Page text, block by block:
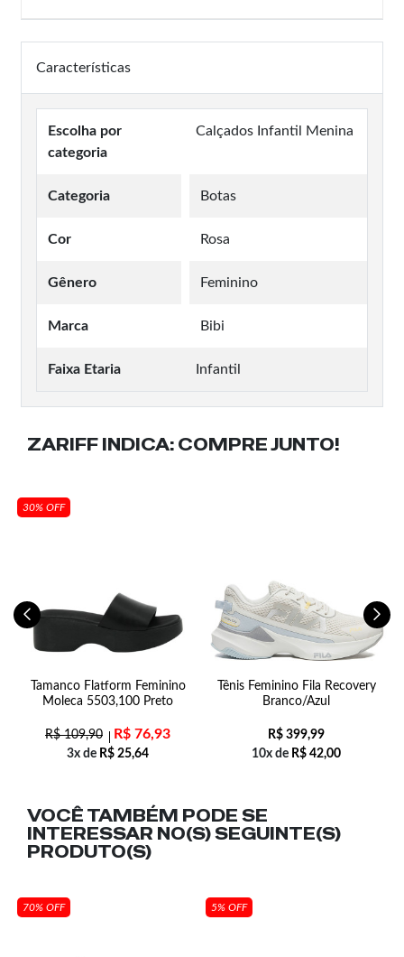
Características
Escolha por
categoria
Calçados Infantil Menina
Categoria Botas
Cor Rosa
Gênero Feminino
Marca Bibi
Faixa Etaria Infantil
ZARIFF INDICA: COMPRE JUNTO!
30% OFF
Tamanco Flatform Feminino
Moleca 5503,100 Preto
R$109,90 R$ 76,93
3x de R$ 25,64
Tênis Feminino Fila Recovery
Branco/Azul
R$ 399,99
10x de R$ 42,00
VOCÊ TAMBÉM PODE SE
INTERESSAR NO(S) SEGUINTE(S)
PRODUTO(S)
70% OFF 5% OFF